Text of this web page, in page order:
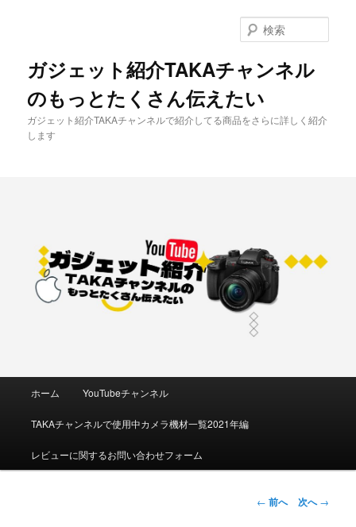
ガジェット紹介TAKAチャンネル
のもっとたくさん伝えたい
ガジェット紹介TAKAチャンネルで紹介してる商品をさらに詳しく紹介
します
索
ュ
ホーム YouTubeチャンネル
TAKAチャンネルで使用中カメラ機材一覧2021年編
レビューに関するお問い合わせフォーム
投
← 前へ 次へ→